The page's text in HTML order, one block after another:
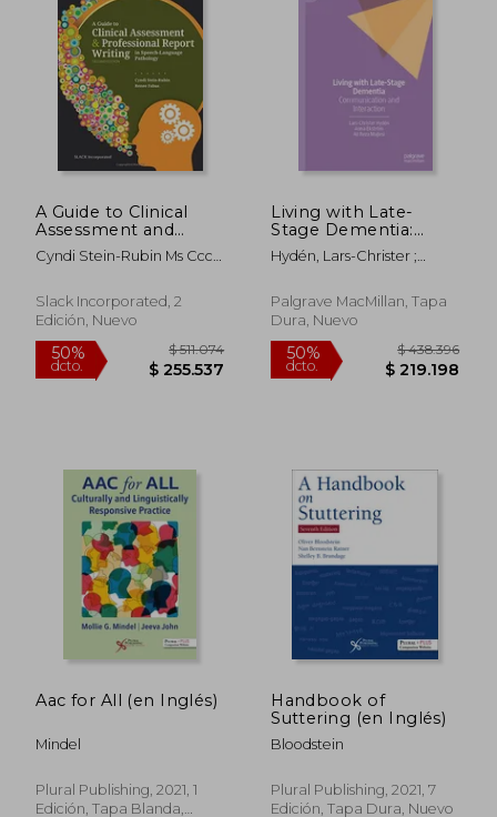
50%
dcto. $ 47.835
50%
dcto.
A Guide to Clinical
Assessment and
Professional Report
Writing in Speech-
(en Inglés)
Cyndi Stein-Rubin Ms Ccc
Phd Ccc-Slp Tshh
Slack Incorporated, 2
Edición, Nuevo
Living with Late-
Stage Dementia:
Communication,
Support, and
Inglés)
Hydén, Lars-Christer ;
Majlesi, Ali
Palgrave MacMillan, Tapa
Dura, Nuevo
Aac for All (en Inglés)
Mindel
Plural Publishing, 2021, 1
Edición, Tapa Blanda,
Handbook of
Suttering (en Inglés)
Bloodstein
Plural Publishing, 2021, 7
Edición, Tapa Dura, Nuevo